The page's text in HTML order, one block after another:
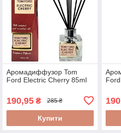
Аромадиффузор Tom
Ford Electric Cherry 85ml
190,95₴ 285 ₴
Купити